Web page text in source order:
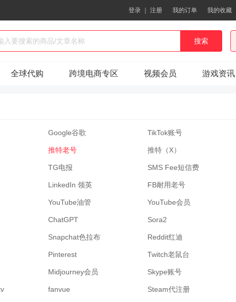
登录 ｜ 注册 我的订单 我的收藏
搜索
全球代购 跨境电商专区 视频会员 游戏资讯
Google谷歌 TikTok账号
推特老号 推特（X）
TG电报 SMS Fee短信费
LinkedIn 领英 FB耐用老号
YouTube油管 YouTube会员
ChatGPT Sora2
Snapchat色拉布 Reddit红迪
Pinterest Twitch老鼠台
Midjourney会员 Skype账号
fanvue Steam代注册